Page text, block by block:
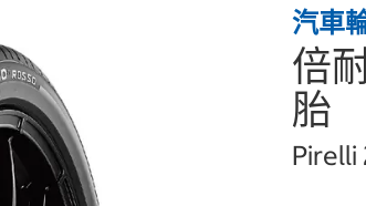
汽車
倍
胎
Pirelli